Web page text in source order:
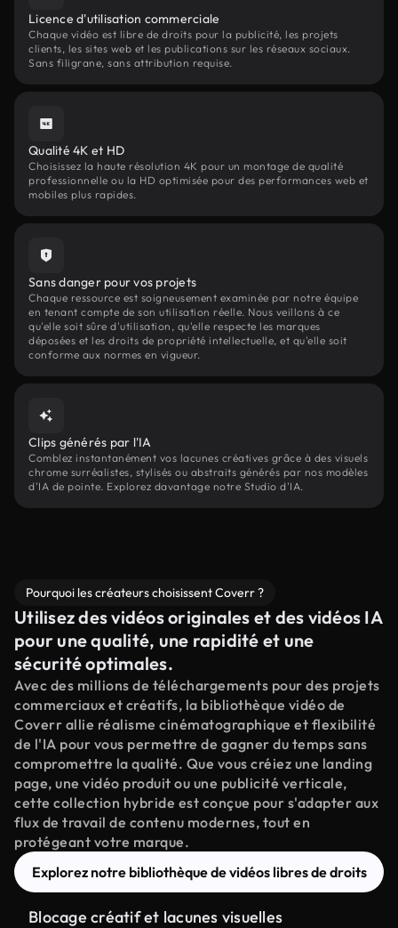
Licence d'utilisation commerciale
Chaque vidéo est libre de droits pour la publicité, les projets
clients, les sites web et les publications sur les réseaux sociaux.
Sans filigrane, sans attribution requise.
Qualité 4K et HD
Choisissez la haute résolution 4K pour un montage de qualité
professionnelle ou la HD optimisée pour des performances web et
mobiles plus rapides.
Sans danger pour vos projets
Chaque ressource est soigneusement examinée par notre équipe
en tenant compte de son utilisation réelle. Nous veillons à ce
qu'elle soit sûre d'utilisation, qu'elle respecte les marques
déposées et les droits de propriété intellectuelle, et qu'elle soit
conforme aux normes en vigueur.
Clips générés par l'IA
Comblez instantanément vos lacunes créatives grâce à des visuels
chrome surréalistes, stylisés ou abstraits générés par nos modèles
d'IA de pointe. Explorez davantage notre Studio d'IA.
Pourquoi les créateurs choisissent Coverr ?
Utilisez des vidéos originales et des vidéos IA
pour une qualité, une rapidité et une
sécurité optimales.
Avec des millions de téléchargements pour des projets
commerciaux et créatifs, la bibliothèque vidéo de
Coverr allie réalisme cinématographique et flexibilité
de l'IA pour vous permettre de gagner du temps sans
compromettre la qualité. Que vous créiez une landing
page, une vidéo produit ou une publicité verticale,
cette collection hybride est conçue pour s'adapter aux
flux de travail de contenu modernes, tout en
protégeant votre marque.
Explorez notre bibliothèque de vidéos libres de droits
Blocage créatif et lacunes visuelles